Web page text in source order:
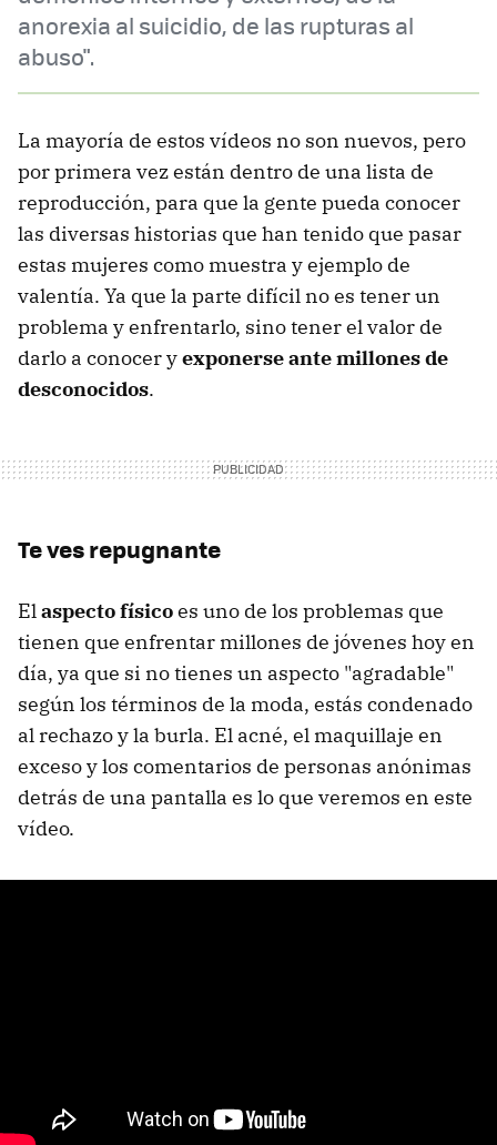
anorexia al suicidio, de las rupturas al
abuso".
La mayoría de estos vídeos no son nuevos, pero
por primera vez están dentro de una lista de
reproducción, para que la gente pueda conocer
las diversas historias que han tenido que pasar
estas mujeres como muestra y ejemplo de
valentía. Ya que la parte difícil no es tener un
problema y enfrentarlo, sino tener el valor de
darlo a conocer yexponerse ante millones de
desconocidos.
Te ves repugnante
Elaspecto físicoes uno de los problemas que
tienen que enfrentar millones de jóvenes hoy en
día, ya que si no tienes un aspecto "agradable"
según los términos de la moda, estás condenado
al rechazo y la burla. El acné, el maquillaje en
exceso y los comentarios de personas anónimas
detrás de una pantalla es lo que veremos en este
vídeo.